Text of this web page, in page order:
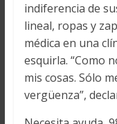
indiferencia de
lineal, ropas y
médica en una
esquirla. “Como
mis cosas. Sólo
vergüenza”,